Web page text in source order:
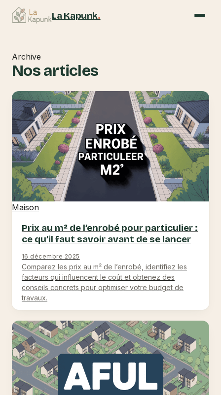
La Kapunk.
Archive
Nos articles
Maison
Prix au m² de l’enrobé pour particulier :
ce qu’il faut savoir avant de se lancer
16 décembre 2025
Comparez les prix au m² de l’enrobé, identifiez les
facteurs qui influencent le coût et obtenez des
conseils concrets pour optimiser votre budget de
travaux.